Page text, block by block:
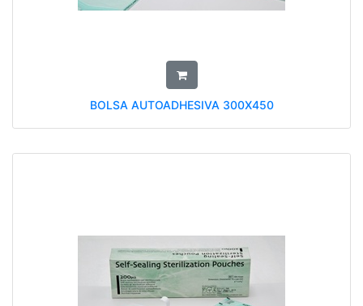
BOLSA AUTOADHESIVA 300X450